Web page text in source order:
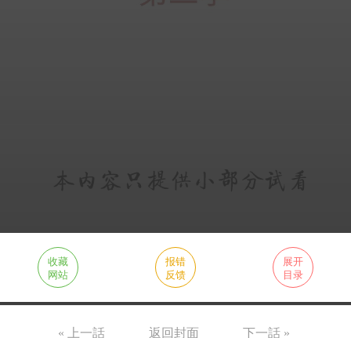
收藏
网站
报错
反馈
展开
目录
« 上一話 返回封面 下一話 »